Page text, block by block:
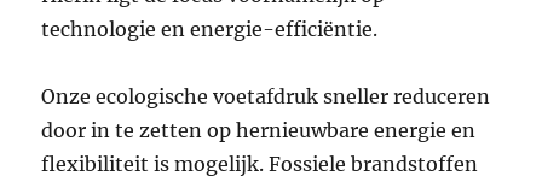
technologie en energie-efficiëntie.
Onze ecologische voetafdruk sneller reduceren
door in te zetten op hernieuwbare energie en
flexibiliteit is mogelijk. Fossiele brandstoffen